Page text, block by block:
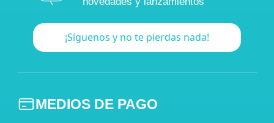
¡Síguenos y no te pierdas nada!
MEDIOS DE PAGO